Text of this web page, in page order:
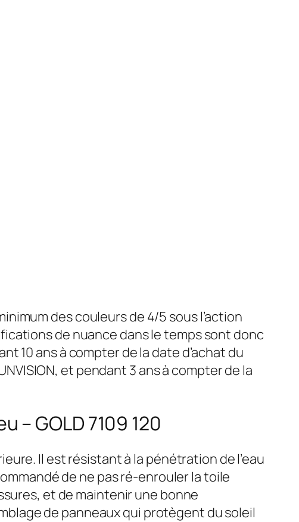
des couleurs de 4/5 sous l’action
de nuance dans le temps sont donc
10 ans à compter de la date d’achat du
et pendant 3 ans à compter de la
– GOLD 7109 120
Il est résistant à la pénétration de l’eau
de ne pas ré-enrouler la toile
et de maintenir une bonne
de panneaux qui protègent du soleil